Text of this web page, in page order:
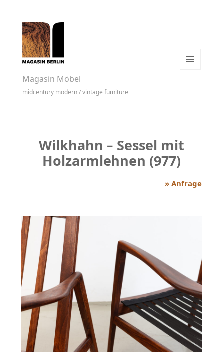
Magasin Möbel
midcentury modern / vintage furniture
Wilkhahn – Sessel mit
Holzarmlehnen (977)
» Anfrage